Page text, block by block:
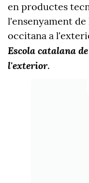
en productes
l'ensenyament de
occitana a
Escola catalana
l'exterior.